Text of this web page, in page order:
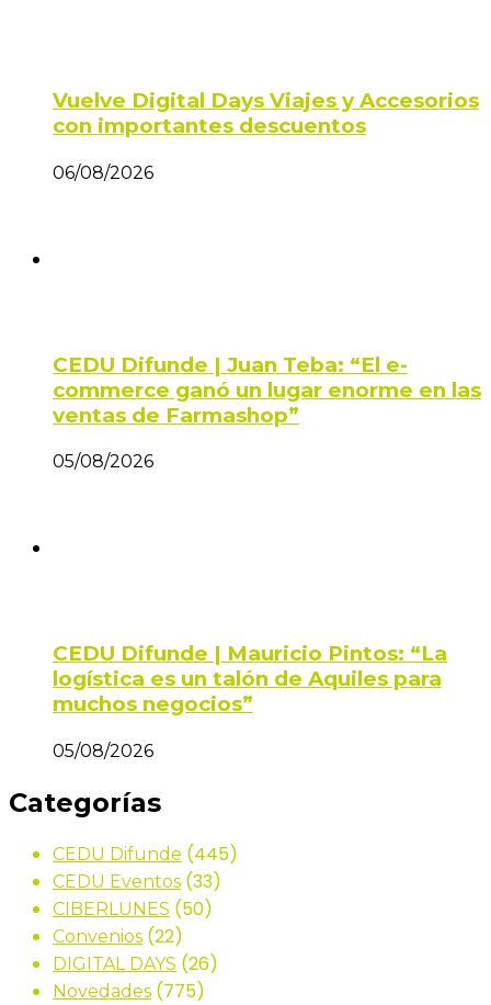
Vuelve Digital Days Viajes y Accesorios
con importantes descuentos
06/08/2026
CEDU Difunde | Juan Teba: “El e-
commerce ganó un lugar enorme en las
ventas de Farmashop”
05/08/2026
CEDU Difunde | Mauricio Pintos: “La
logística es un talón de Aquiles para
muchos negocios”
05/08/2026
Categorías
CEDU Difunde (445)
CEDU Eventos (33)
CIBERLUNES (50)
Convenios (22)
DIGITAL DAYS (26)
Novedades (775)